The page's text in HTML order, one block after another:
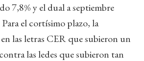
7,8% y el dual a septiembre
el cortísimo plazo, la
las letras CER que subieron un
las ledes que subieron tan